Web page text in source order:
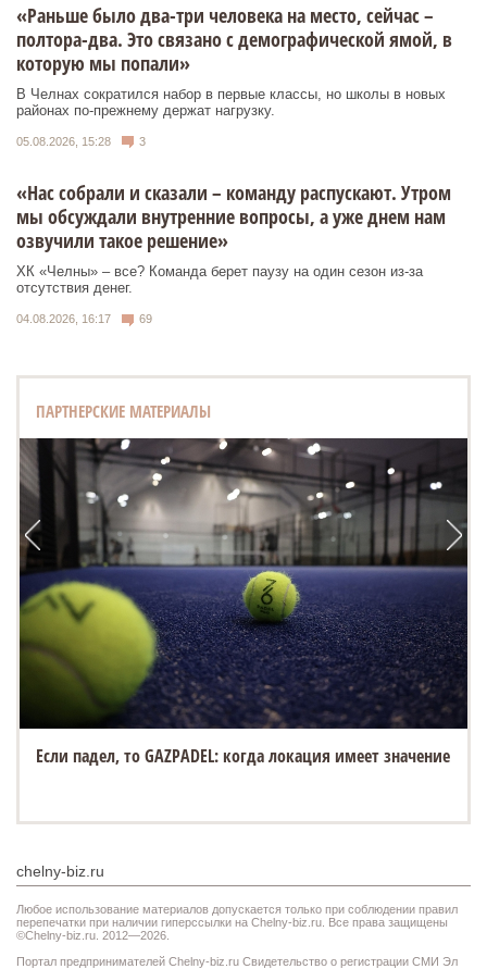
«Раньше было два-три человека на место, сейчас –
полтора-два. Это связано с демографической ямой, в
которую мы попали»
В Челнах сократился набор в первые классы, но школы в новых
районах по-прежнему держат нагрузку.
05.08.2026, 15:28 3
«Нас собрали и сказали – команду распускают. Утром
мы обсуждали внутренние вопросы, а уже днем нам
озвучили такое решение»
ХК «Челны» – все? Команда берет паузу на один сезон из-за
отсутствия денег.
04.08.2026, 16:17 69
ПАРТНЕРСКИЕ МАТЕРИАЛЫ
Если падел, то GAZPADEL: когда локация имеет значение
chelny-biz.ru
Любое использование материалов допускается только при соблюдении правил
перепечатки при наличии гиперссылки на Chelny-biz.ru. Все права защищены
©Chelny-biz.ru. 2012—2026.
Портал предпринимателей Chelny-biz.ru Свидетельство о регистрации СМИ Эл